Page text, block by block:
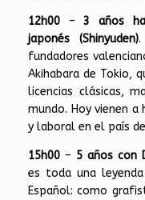
12h00 –3 años
japonés (Shinyuden).
fundadores
Akihabara de Tokio,
licencias clásicas,
mundo. Hoy vienen a
y laboral en el país
15h00 – 5 años con
es toda una
Español: como